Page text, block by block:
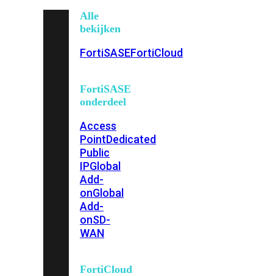
Alle
bekijken
FortiSASEFortiCloud
FortiSASE
onderdeel
Access
PointDedicated
Public
IPGlobal
Add-
onGlobal
Add-
onSD-
WAN
FortiCloud